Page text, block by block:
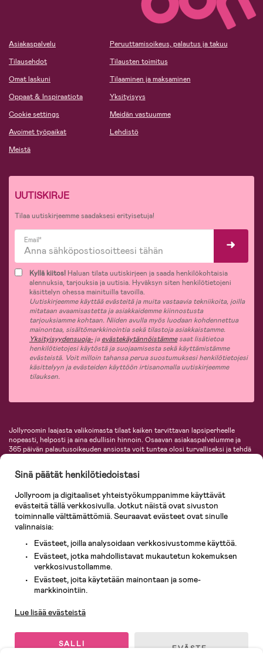
Asiakaspalvelu
Tilausehdot
Omat laskuni
Oppaat & Inspiraatiota
Cookie settings
Avoimet työpaikat
Meistä
Peruuttamisoikeus, palautus ja takuu
Tilausten toimitus
Tilaaminen ja maksaminen
Yksityisyys
Meidän vastuumme
Lehdistö
UUTISKIRJE
Tilaa uutiskirjeemme saadaksesi erityisetuja!
Email*
Kyllä kiitos! Haluan tilata uutiskirjeen ja saada henkilökohtaisia
alennuksia, tarjouksia ja uutisia. Hyväksyn siten henkilötietojeni
käsittelyn ohessa mainituilla tavoilla.
Uutiskirjeemme käyttää evästeitä ja muita vastaavia tekniikoita, joilla
mitataan avaamisastetta ja asiakkaidemme kiinnostusta
tarjouksiamme kohtaan. Niiden avulla myös luodaan kohdennettua
mainontaa, sisältömarkkinointia sekä tilastoja asiakkaistamme.
Yksityisyydensuoja-jaevästekäytännöistämmesaat lisätietoa
henkilötietojesi käytöstä ja suojaamisesta sekä käyttämistämme
evästeistä. Voit milloin tahansa perua suostumuksesi henkilötietojesi
käsittelyyn ja evästeiden käyttöön irtisanomalla uutiskirjeemme
tilauksen.
Jollyroomin laajasta valikoimasta tilaat kaiken tarvittavan lapsiperheelle
nopeasti, helposti ja aina edullisin hinnoin. Osaavan asiakaspalvelumme ja
365 päivän palautusoikeuden ansiosta voit tuntea olosi turvalliseksi ja tehdä
lastentarvikkeita sekä paljon muuta. Meiltä löydät lukuisia tunnettuja
KidKraft, Ergobaby, Philips Avent, Neonate, Cybex, LEGO ja monia muita!
Tervetuloa shoppailemaan Pohjoismaiden suurimpaan lastentarvikkeiden
verkkokauppaan!
Sinä päätät henkilötiedoistasi
Jollyroom ja digitaaliset yhteistyökumppanimme käyttävät
evästeitä tällä verkkosivulla. Jotkut näistä ovat sivuston
toiminnalle välttämättömiä. Seuraavat evästeet ovat sinulle
valinnaisia:
Evästeet, joilla analysoidaan verkkosivustomme käyttöä.
Evästeet, jotka mahdollistavat mukautetun kokemuksen
verkkosivustollamme.
Evästeet, joita käytetään mainontaan ja some-
markkinointiin.
Lue lisää evästeistä
SALLI
EVÄSTE-